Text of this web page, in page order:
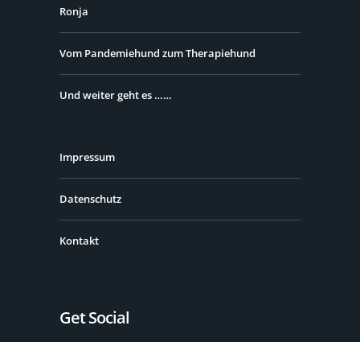
Ronja
Vom Pandemiehund zum Therapiehund
Und weiter geht es ……
Impressum
Datenschutz
Kontakt
Get Social